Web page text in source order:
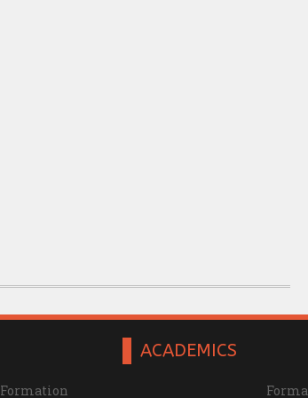
Formation
ACADEMICS